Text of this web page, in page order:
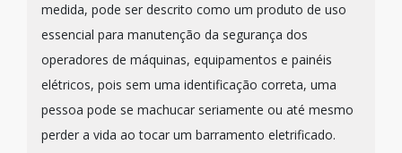
medida, pode ser descrito como um produto de uso
essencial para manutenção da segurança dos
operadores de máquinas, equipamentos e painéis
elétricos, pois sem uma identificação correta, uma
pessoa pode se machucar seriamente ou até mesmo
perder a vida ao tocar um barramento eletrificado.